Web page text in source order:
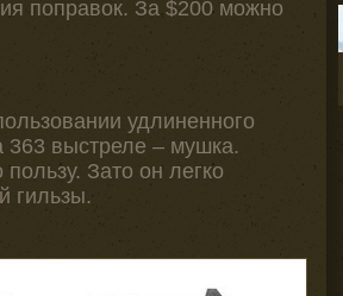
поправок. За $200 можно
удлиненного
363 выстреле – мушка.
Зато он легко
гильзы.